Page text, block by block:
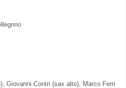
Giovanni Contri (sax alto), Marco Ferri